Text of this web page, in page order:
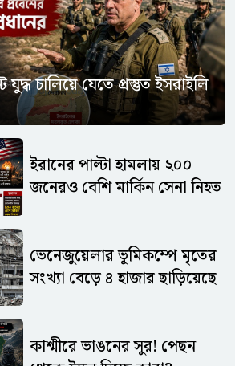
চালিয়ে যেতে প্রস্তুত ইসরাইলি
ইরানের পাল্টা হামলায় ২০০
জনেরও বেশি মার্কিন সেনা নিহত
ভেনেজুয়েলার ভূমিকম্পে মৃতের
সংখ্যা বেড়ে ৪ হাজার ছাড়িয়েছে
কাশ্মীরে ভাঙনের সুর! পেছন